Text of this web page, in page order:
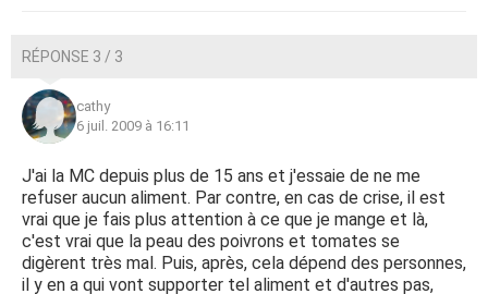
RÉPONSE 3 / 3
cathy
6 juil. 2009 à 16:11
J'ai la MC depuis plus de 15 ans et j'essaie de ne me
refuser aucun aliment. Par contre, en cas de crise, il est
vrai que je fais plus attention à ce que je mange et là,
c'est vrai que la peau des poivrons et tomates se
digèrent très mal. Puis, après, cela dépend des personnes,
il y en a qui vont supporter tel aliment et d'autres pas,